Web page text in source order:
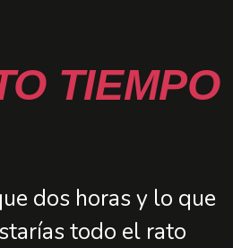
TIEMPO
dos horas y lo que
todo el rato